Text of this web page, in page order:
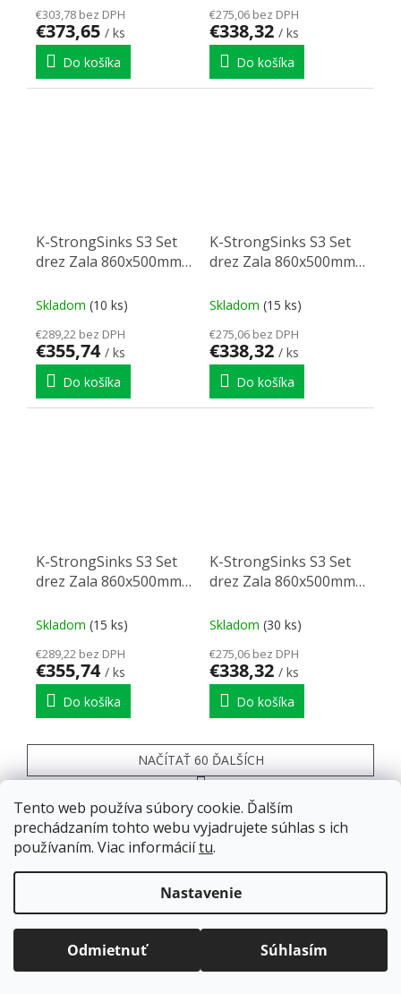
Tento web používa súbory cookie. Ďalším
prechádzaním tohto webu vyjadrujete súhlas s ich
používaním. Viac informáciítu.
Nastavenie
Odmietnuť Súhlasím
Doprava zadarmopre balíkové zásielky v hodnote
nad120 EUR*.
Balíky zasielame už od4 EUR.
ZRÝCHĽUJEME.
€303,78 bez DPH
€373,65 / ks
Do košíka
€275,06 bez DPH
€338,32 / ks
Do košíka
K-StrongSinks S3 Set
drez Zala 860x500mm
Loira čierna
Skladom (10 ks)
€289,22 bez DPH
€355,74 / ks
Do košíka
K-StrongSinks S3 Set
drez Zala 860x500mm
Batéria Garonne
Skladom (15 ks)
€275,06 bez DPH
€338,32 / ks
Do košíka
K-StrongSinks S3 Set
drez Zala 860x500mm
Batéria Loira čierna
Skladom (15 ks)
€289,22 bez DPH
€355,74 / ks
Do košíka
K-StrongSinks S3 Set
drez Zala 860x500mm
Garonne čierna
Skladom (30 ks)
€275,06 bez DPH
€338,32 / ks
Do košíka
Ovládacie prvky výpisu
NAČÍTAŤ 60 ĎALŠÍCH
Stránkovanie
189položiek celkom
HORE
Široký sortiment
veľký výber nábytkového kovania na jednom